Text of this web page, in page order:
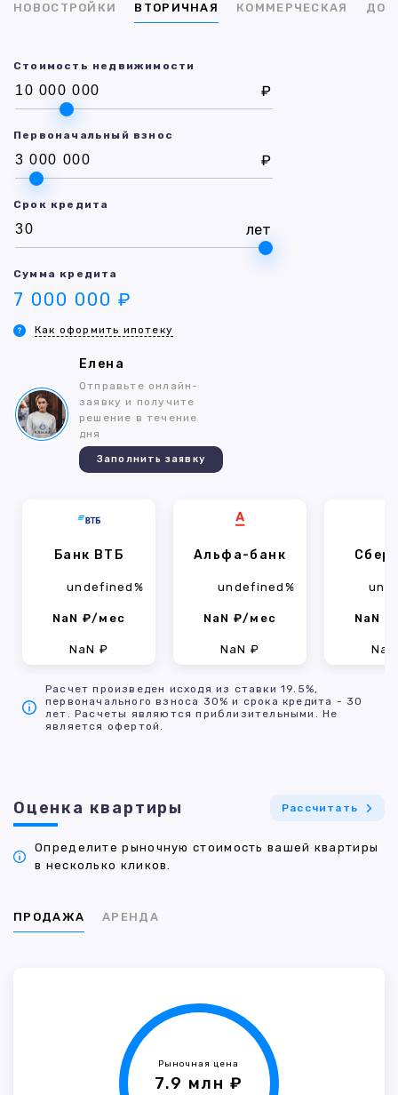
НОВОСТРОЙКИ ВТОРИЧНАЯ КОММЕРЧЕСКАЯ ДОМ
Стоимость недвижимости
₽
Первоначальный взнос
₽
Срок кредита
лет
Сумма кредита
7 000 000 ₽
Как оформить ипотеку
Елена
Отправьте онлайн-
заявку и получите
решение в течение
дня
Заполнить заявку
Банк ВТБ
undefined%
NaN ₽/мес
NaN ₽
Альфа-банк
undefined%
NaN ₽/мес
NaN ₽
NaN
Расчет произведен исходя из ставки 19.5%,
первоначального взноса 30% и срока кредита - 30
лет. Расчеты являются приблизительными. Не
является офертой.
Оценка квартиры Рассчитать
Определите рыночную стоимость вашей квартиры
в несколько кликов.
ПРОДАЖА АРЕНДА
Рыночная цена
7.9 млн ₽